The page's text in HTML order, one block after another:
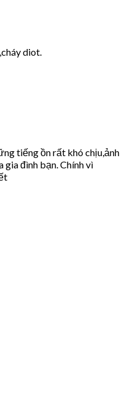
diot.
tiếng ồn rất khó chịu,ảnh
gia đình bạn. Chính vì